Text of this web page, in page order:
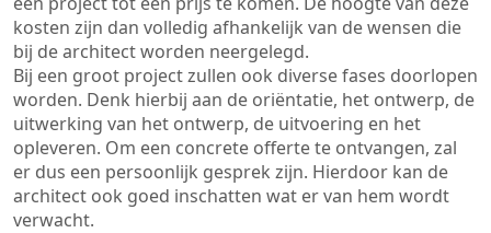
kosten zijn dan volledig afhankelijk van de wensen die
bij de architect worden neergelegd.
Bij een groot project zullen ook diverse fases doorlopen
worden. Denk hierbij aan de oriëntatie, het ontwerp, de
uitwerking van het ontwerp, de uitvoering en het
opleveren. Om een concrete offerte te ontvangen, zal
er dus een persoonlijk gesprek zijn. Hierdoor kan de
architect ook goed inschatten wat er van hem wordt
verwacht.